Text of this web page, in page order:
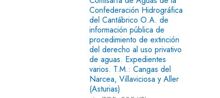
Confederación Hidrográfica
del Cantábrico O.A. de
información pública de
procedimiento de extinción
del derecho al uso privativo
de aguas. Expedientes
varios. T.M.: Cangas del
Narcea, Villaviciosa y Aller
(Asturias)